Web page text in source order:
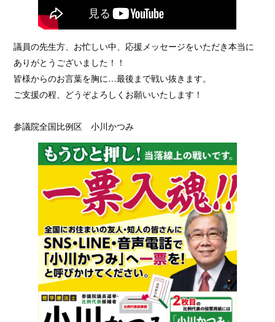
議員の先生方、お忙しい中、応援メッセージをいただき本当に
ありがとうございました！！
皆様からのお言葉を胸に…最後まで戦い抜きます。
ご支援の程、どうぞよろしくお願いいたします！
参議院全国比例区 小川かつみ